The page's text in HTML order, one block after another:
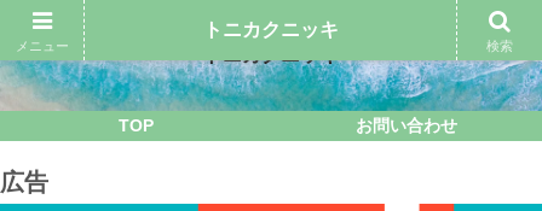
TOP お問い合わせ
広告
メニュー
トニカクニッキ
検索